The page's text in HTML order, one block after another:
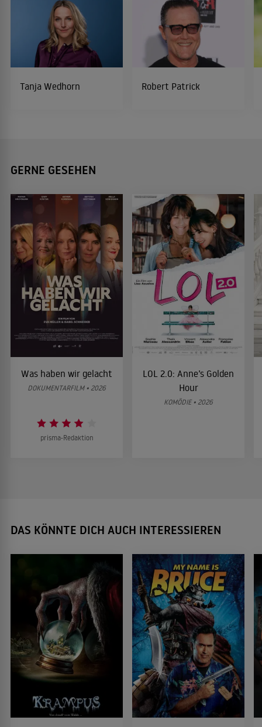
Tanja Wedhorn Robert Patrick
GERNE GESEHEN
Was haben wir gelacht
DOKUMENTARFILM • 2026
prisma-Redaktion
LOL 2.0: Anne’s Golden
Hour
KOMÖDIE • 2026
DAS KÖNNTE DICH AUCH INTERESSIEREN